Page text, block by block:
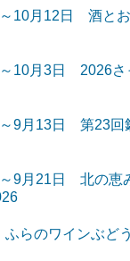
10月12日 酒と
10月3日 2026さ
9月13日 第23回
9月21日 北の恵
らのワインぶど